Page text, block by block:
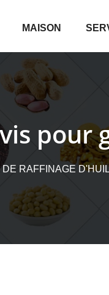
MAISON
pour
RAFFINAGE